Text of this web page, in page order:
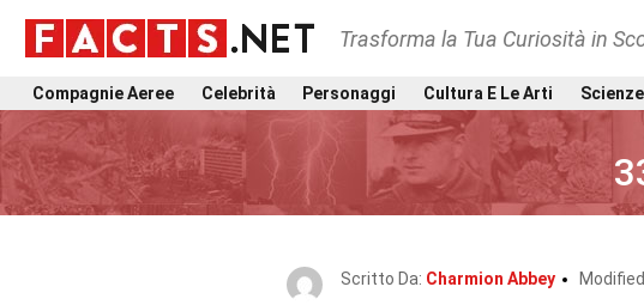
Trasforma la Tua Curiosità in
Compagnie Aeree Celebrità Personaggi Cultura E Le Arti
Scritto Da: Charmion Abbey